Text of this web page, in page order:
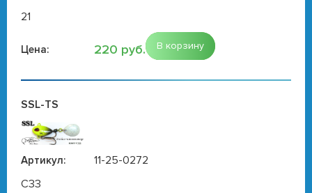
21
Цена: 220 руб. В корзину
SSL-TS
Артикул:
11-25-0272
C33